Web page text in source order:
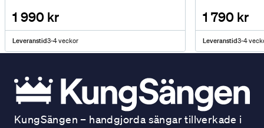
1 990 kr
Leveranstid3-4 veckor
1 790 kr
Leveranstid3-4
KungSängen – handgjorda sängar tillverkade i